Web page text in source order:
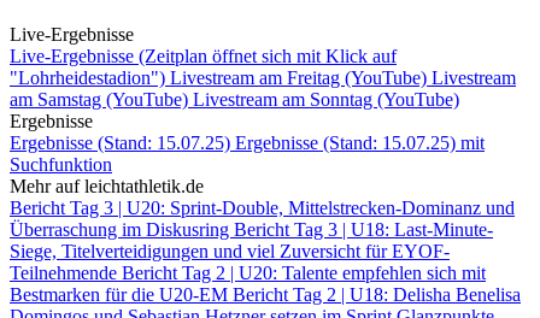
Live-Ergebnisse
Live-Ergebnisse (Zeitplan öffnet sich mit Klick auf
"Lohrheidestadion") Livestream am Freitag (YouTube) Livestream
am Samstag (YouTube) Livestream am Sonntag (YouTube)
Ergebnisse
Ergebnisse (Stand: 15.07.25) Ergebnisse (Stand: 15.07.25) mit
Suchfunktion
Mehr auf leichtathletik.de
Bericht Tag 3 | U20: Sprint-Double, Mittelstrecken-Dominanz und
Überraschung im Diskusring Bericht Tag 3 | U18: Last-Minute-
Siege, Titelverteidigungen und viel Zuversicht für EYOF-
Teilnehmende Bericht Tag 2 | U20: Talente empfehlen sich mit
Bestmarken für die U20-EM Bericht Tag 2 | U18: Delisha Benelisa